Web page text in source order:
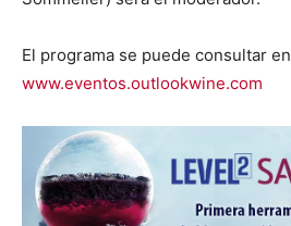
El programa se puede consultar en
www.eventos.outlookwine.com